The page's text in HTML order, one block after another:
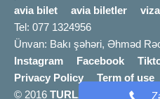
avia bilet
avia biletler
Tel: 077 1324956
Ünvan: Bakı şəhəri, Əhməd
Instagram
Facebook
Privacy Policy
Term of use
© 2016 TURLAR.AZ info [@]